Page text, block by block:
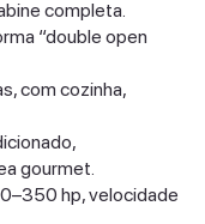
completa.
“double open
com cozinha,
gourmet.
hp, velocidade